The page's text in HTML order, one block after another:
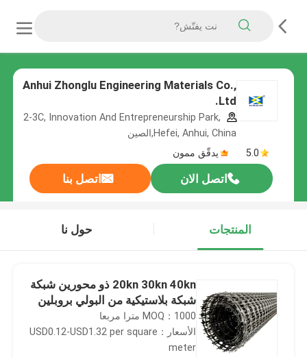
Anhui Zhonglu Engineering Materials Co.,
Ltd.
2-3C, Innovation And Entrepreneurship Park,
Hefei, Anhui, China,الصين
5.0
يدقّق ممون
اتصل الان اتصل بنا
المنتجات حول نا
20kn 30kn 40kn ذو محورين شبكة
شبكة بلاستيكية من البولي بروبلين
MOQ：1000 مترا مربعا
الأسعار：USD0.12-USD1.32 per square
meter